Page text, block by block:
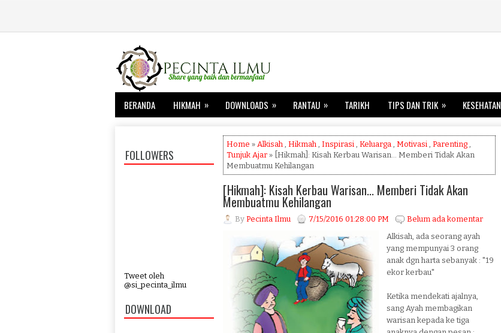
BERANDA HIKMAH » DOWNLOADS » RANTAU » TARIKH TIPS DAN TRIK » KESEHATAN
FOLLOWERS
Tweet oleh
@si_pecinta_ilmu
DOWNLOAD
Home » Alkisah , Hikmah , Inspirasi , Keluarga , Motivasi , Parenting ,
Tunjuk Ajar » [Hikmah]: Kisah Kerbau Warisan... Memberi Tidak Akan
Membuatmu Kehilangan
[Hikmah]: Kisah Kerbau Warisan... Memberi Tidak Akan
Membuatmu Kehilangan
By Pecinta Ilmu 7/15/2016 01:28:00 PM
Belum ada komentar
Alkisah, ada seorang ayah
yang mempunyai 3 orang
anak dgn harta sebanyak : "19
ekor kerbau"
Ketika mendekati ajalnya,
sang Ayah membagikan
warisan kepada ke tiga